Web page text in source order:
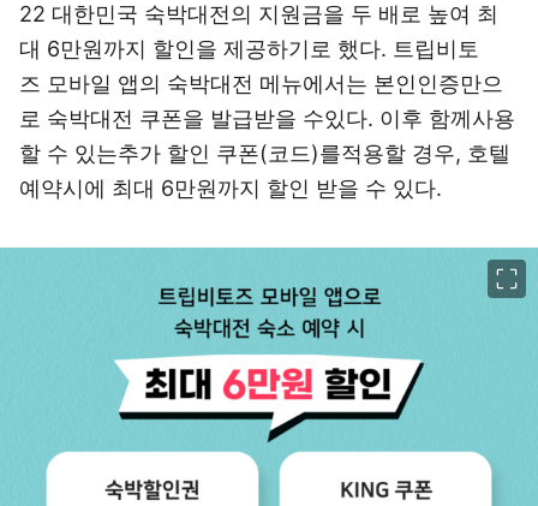
22 대한민국 숙박대전의 지원금을 두 배로 높여 최
대 6만원까지 할인을 제공하기로 했다. 트립비토
즈 모바일 앱의 숙박대전 메뉴에서는 본인인증만으
로 숙박대전 쿠폰을 발급받을 수있다. 이후 함께사용
할 수 있는추가 할인 쿠폰(코드)를적용할 경우, 호텔
예약시에 최대 6만원까지 할인 받을 수 있다.